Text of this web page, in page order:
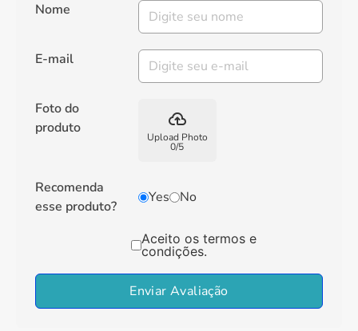
Nome
E-mail
Foto do
produto
backup
Upload Photo
0/5
Recomenda
esse produto?
Yes No
Aceito os termos e
condições.
Enviar Avaliação